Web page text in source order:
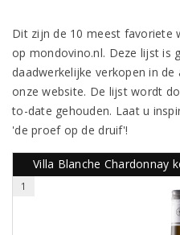
Dit zijn de 10 meest favoriete
op mondovino.nl. Deze lijst is
daadwerkelijke verkopen in
onze website. De lijst wordt
to-date gehouden. Laat u
'de proef op de druif'!
Villa Blanche Chardonnay
1